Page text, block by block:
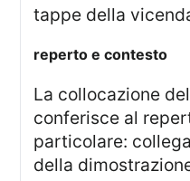
tappe della
reperto e contesto
La collocazione della traccia sulla scala
conferisce al
particolare:
della